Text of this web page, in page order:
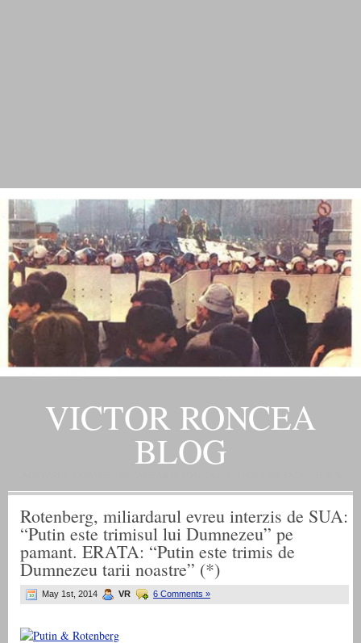
VICTOR RONCEA
BLOG
Rotenberg, miliardarul evreu interzis de SUA:
“Putin este trimisul lui Dumnezeu” pe
pamant. ERATA: “Putin este trimis de
Dumnezeu tarii noastre” (*)
May 1st, 2014 VR 6 Comments »